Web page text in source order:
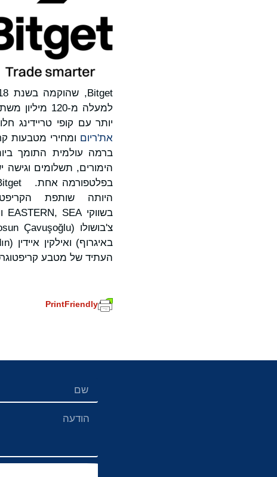
Bitget, שהוקמה בשנת 2018, היא
יותר עם קופי טריידינג
את'ריום ומחירי מטבעות
העתיד של מטבע
PrintFriendly